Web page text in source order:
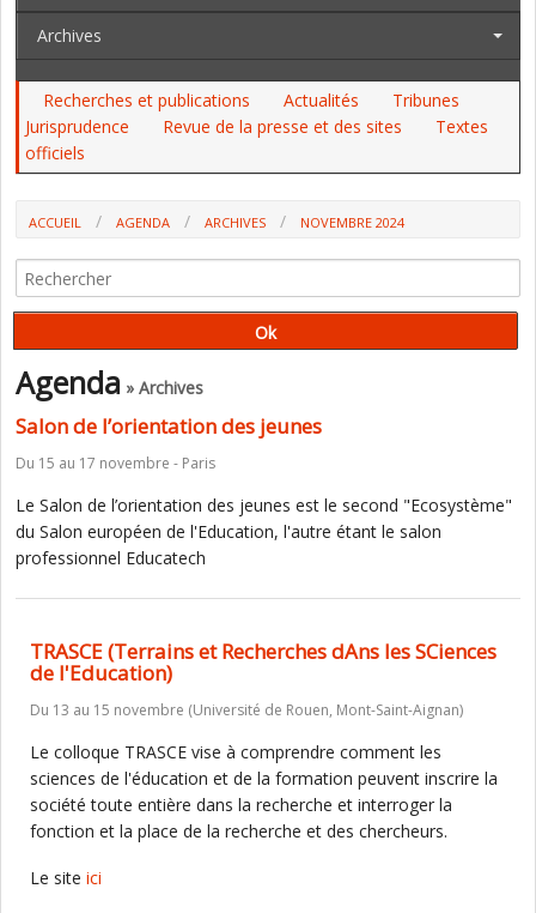
Archives
Recherches et publications Actualités
Tribunes
Jurisprudence
Revue de la presse et des sites
Textes
officiels
ACCUEIL AGENDA ARCHIVES NOVEMBRE 2024
Agenda » Archives
Salon de l’orientation des jeunes
Du 15 au 17 novembre - Paris
Le Salon de l’orientation des jeunes est le second "Ecosystème"
du Salon européen de l'Education, l'autre étant le salon
professionnel Educatech
TRASCE (Terrains et Recherches dAns les SCiences
de l'Education)
Du 13 au 15 novembre (Université de Rouen, Mont-Saint-Aignan)
Le colloque TRASCE vise à comprendre comment les
sciences de l'éducation et de la formation peuvent inscrire la
société toute entière dans la recherche et interroger la
fonction et la place de la recherche et des chercheurs.
Le site ici